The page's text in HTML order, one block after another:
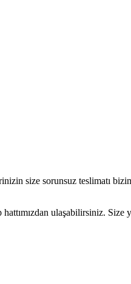
size sorunsuz teslimatı
ulaşabilirsiniz. Size